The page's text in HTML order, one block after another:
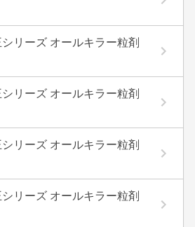
リーズ オールキラー粒剤
リーズ オールキラー粒剤
リーズ オールキラー粒剤
リーズ オールキラー粒剤